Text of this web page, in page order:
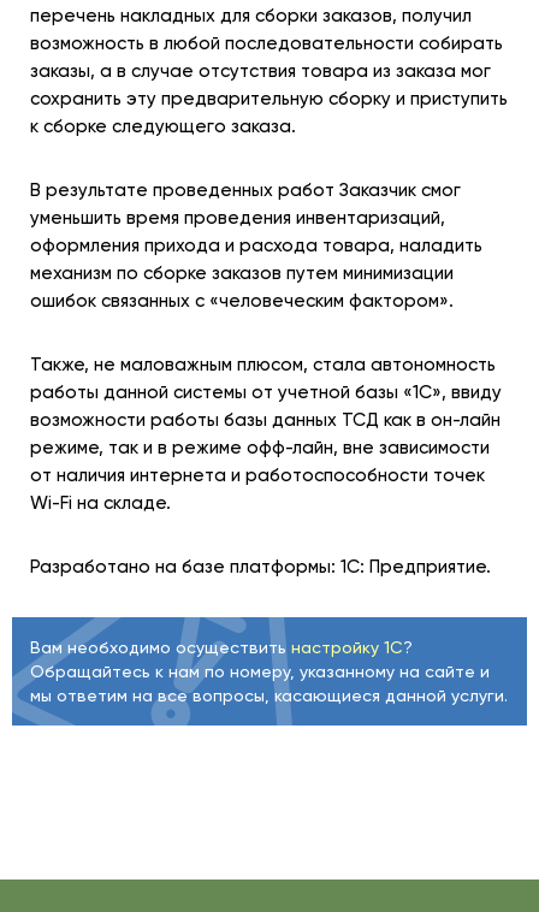
перечень накладных для сборки заказов, получил
возможность в любой последовательности собирать
заказы, а в случае отсутствия товара из заказа мог
сохранить эту предварительную сборку и приступить
к сборке следующего заказа.
В результате проведенных работ Заказчик смог
уменьшить время проведения инвентаризаций,
оформления прихода и расхода товара, наладить
механизм по сборке заказов путем минимизации
ошибок связанных с «человеческим фактором».
Также, не маловажным плюсом, стала автономность
работы данной системы от учетной базы «1С», ввиду
возможности работы базы данных ТСД как в он-лайн
режиме, так и в режиме офф-лайн, вне зависимости
от наличия интернета и работоспособности точек
Wi-Fi на складе.
Разработано на базе платформы: 1С: Предприятие.
Вам необходимо осуществить настройку 1С?
Обращайтесь к нам по номеру, указанному на сайте и
мы ответим на все вопросы, касающиеся данной услуги.